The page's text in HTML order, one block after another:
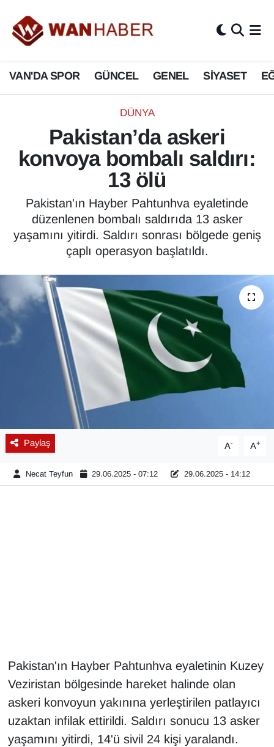
VAN'DA SPOR GÜNCEL GENEL SİYASET
DÜNYA
Pakistan’da askeri
konvoya bombalı saldırı:
13 ölü
Pakistan'ın Hayber Pahtunhva eyaletinde
düzenlenen bombalı saldırıda 13 asker
yaşamını yitirdi. Saldırı sonrası bölgede geniş
çaplı operasyon başlatıldı.
Paylaş A- A+
Necat Teyfun 29.06.2025 - 07:12 29.06.2025 - 14:12
Pakistan'ın Hayber Pahtunhva eyaletinin Kuzey
Veziristan bölgesinde hareket halinde olan
askeri konvoyun yakınına yerleştirilen patlayıcı
uzaktan infilak ettirildi. Saldırı sonucu 13 asker
yaşamını yitirdi, 14'ü sivil 24 kişi yaralandı.
3.SAYFA
ASAYİŞ
BİLİM VE TEKNOLOJİ
Biyografi
Bölge Haberleri
ÇEVRE
Deprem
Diğer
DÜNYA
EĞİTİM
EKONOMİ
Emlak
En çok konuşulanlar
İngilizce
Kadın
Kamu Alımları
Van Nöbetçi Eczaneler
Van Hava Durumu
Van Namaz Vakitleri
Van Trafik Yoğunluk Haritası
Süper Lig Puan Durumu ve Fikstür
Tüm Manşetler
Son Dakika Haberleri